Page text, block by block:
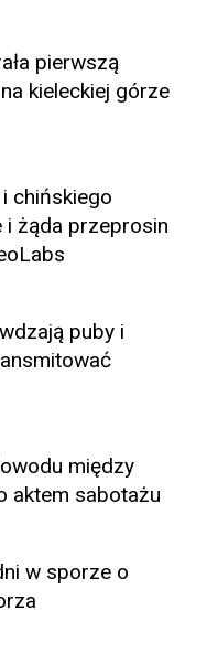
pierwszą
kieleckiej górze
chińskiego
i żąda przeprosin
puby i
między
aktem sabotażu
w sporze o